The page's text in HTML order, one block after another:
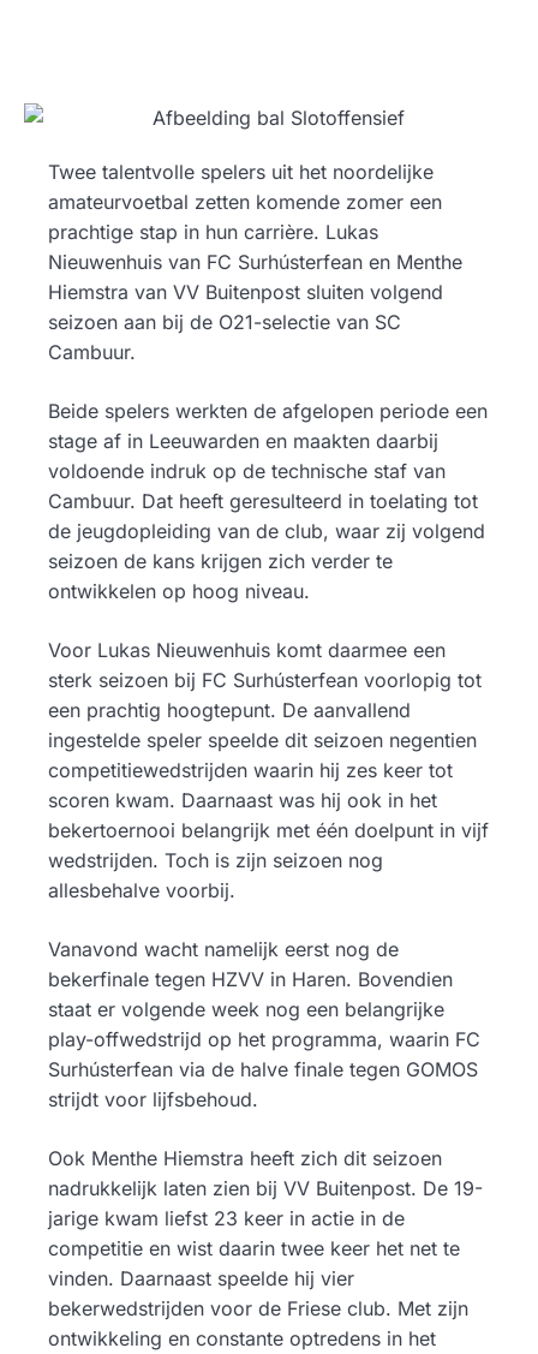
Twee talentvolle spelers uit het noordelijke
amateurvoetbal zetten komende zomer een
prachtige stap in hun carrière. Lukas
Nieuwenhuis van FC Surhústerfean en Menthe
Hiemstra van VV Buitenpost sluiten volgend
seizoen aan bij de O21-selectie van SC
Cambuur.
Beide spelers werkten de afgelopen periode een
stage af in Leeuwarden en maakten daarbij
voldoende indruk op de technische staf van
Cambuur. Dat heeft geresulteerd in toelating tot
de jeugdopleiding van de club, waar zij volgend
seizoen de kans krijgen zich verder te
ontwikkelen op hoog niveau.
Voor Lukas Nieuwenhuis komt daarmee een
sterk seizoen bij FC Surhústerfean voorlopig tot
een prachtig hoogtepunt. De aanvallend
ingestelde speler speelde dit seizoen negentien
competitiewedstrijden waarin hij zes keer tot
scoren kwam. Daarnaast was hij ook in het
bekertoernooi belangrijk met één doelpunt in vijf
wedstrijden. Toch is zijn seizoen nog
allesbehalve voorbij.
Vanavond wacht namelijk eerst nog de
bekerfinale tegen HZVV in Haren. Bovendien
staat er volgende week nog een belangrijke
play-offwedstrijd op het programma, waarin FC
Surhústerfean via de halve finale tegen GOMOS
strijdt voor lijfsbehoud.
Ook Menthe Hiemstra heeft zich dit seizoen
nadrukkelijk laten zien bij VV Buitenpost. De 19-
jarige kwam liefst 23 keer in actie in de
competitie en wist daarin twee keer het net te
vinden. Daarnaast speelde hij vier
bekerwedstrijden voor de Friese club. Met zijn
ontwikkeling en constante optredens in het